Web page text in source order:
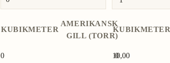
KUBIKMETER
AMERIKANSK
GILL (TORR)
0 0
KUBIKMETER
10,00